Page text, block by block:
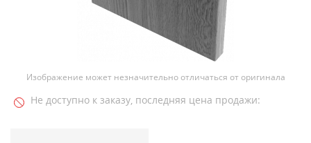
Изображение может незначительно отличаться от оригинала
Не доступно к заказу, последняя цена продажи: